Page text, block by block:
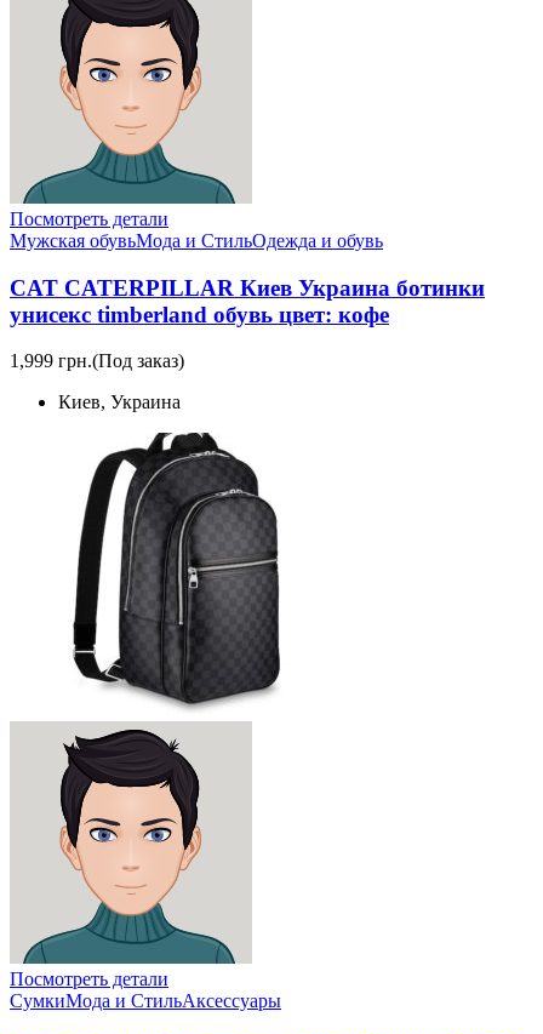
Посмотреть детали
Мужская обувьМода и СтильОдежда и обувь
CAT CATERPILLAR Киев Украина ботинки
унисекс timberland обувь цвет: кофе
1,999 грн.(Под заказ)
Киев, Украина
Посмотреть детали
СумкиМода и СтильАксессуары